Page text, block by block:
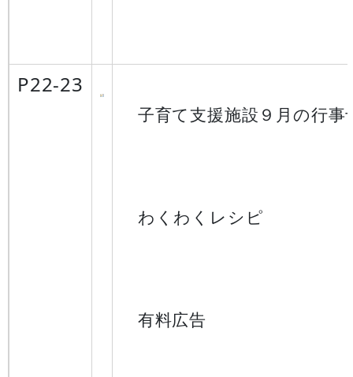
P22-23
子育て支援施設９月の行事
わくわくレシピ
有料広告